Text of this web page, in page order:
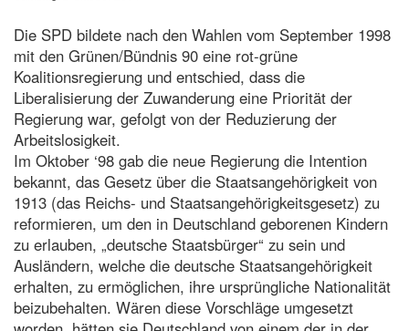
Die SPD bildete nach den Wahlen vom September 1998
mit den Grünen/Bündnis 90 eine rot-grüne
Koalitionsregierung und entschied, dass die
Liberalisierung der Zuwanderung eine Priorität der
Regierung war, gefolgt von der Reduzierung der
Arbeitslosigkeit.
Im Oktober ‘98 gab die neue Regierung die Intention
bekannt, das Gesetz über die Staatsangehörigkeit von
1913 (das Reichs- und Staatsangehörigkeitsgesetz) zu
reformieren, um den in Deutschland geborenen Kindern
zu erlauben, „deutsche Staatsbürger“ zu sein und
Ausländern, welche die deutsche Staatsangehörigkeit
erhalten, zu ermöglichen, ihre ursprüngliche Nationalität
beizubehalten. Wären diese Vorschläge umgesetzt